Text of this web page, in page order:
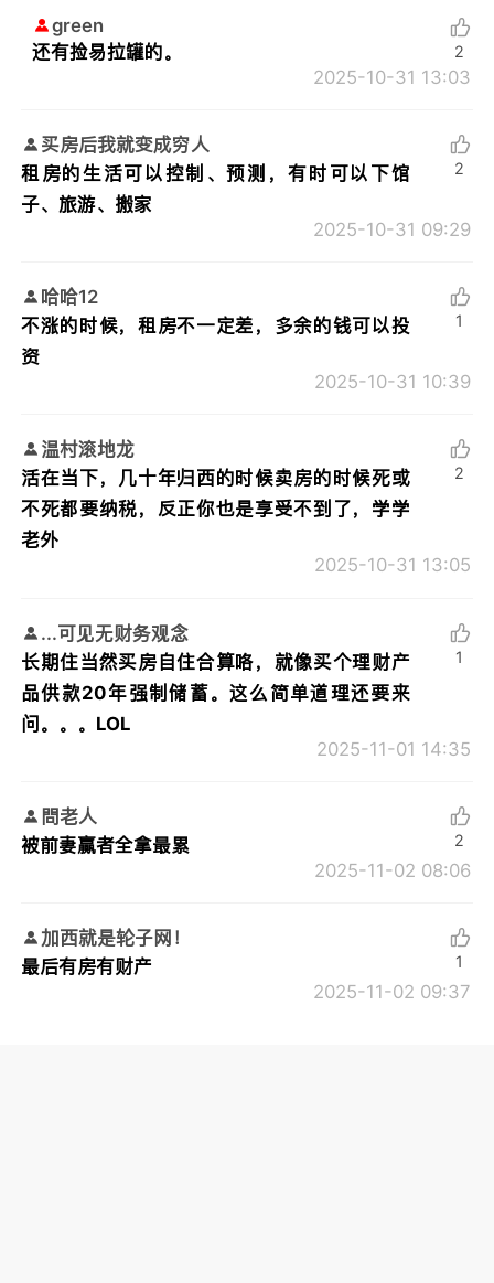
green
还有捡易拉罐的。
2025-10-31 13:03
2
买房后我就变成穷人
租房的生活可以控制、预测，有时可以下馆
子、旅游、搬家
2025-10-31 09:29
2
哈哈12
不涨的时候，租房不一定差，多余的钱可以投
资
2025-10-31 10:39
1
温村滚地龙
活在当下，几十年归西的时候卖房的时候死或
不死都要纳税，反正你也是享受不到了，学学
老外
2025-10-31 13:05
2
...可见无财务观念
长期住当然买房自住合算咯，就像买个理财产
品供款20年强制储蓄。这么简单道理还要来
问。。。LOL
2025-11-01 14:35
1
問老人
被前妻贏者全拿最累
2025-11-02 08:06
2
加西就是轮子网！
最后有房有财产
2025-11-02 09:37
1